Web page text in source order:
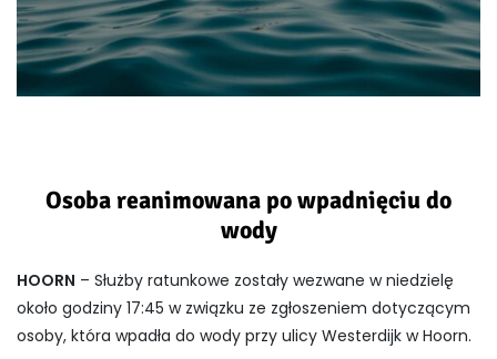
Osoba reanimowana po wpadnięciu do
wody
HOORN – Służby ratunkowe zostały wezwane w niedzielę
około godziny 17:45 w związku ze zgłoszeniem dotyczącym
osoby, która wpadła do wody przy ulicy Westerdijk w Hoorn.